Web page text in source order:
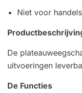
Niet voor
De
uitvoeringen
De Functies